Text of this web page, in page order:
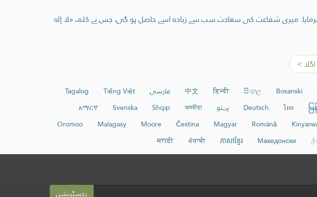
میری شفاعت کی سعادت سب سے زیادہ اسے حاصل ہو گی، جس نے کلمہ «لا إله
اگلا >
Bosanski
සිංහල
हिन्दी
中文 فارسی Tiếng Việt
Tagalog
မ
ไทย
Deutsch پښتو অসমীয়া
Shqip
Svenska
አማርኛ
Română
Magyar
Čeština
Moore
Malagasy
Oromoo
Македонски
ភាសាខ្មែរ
ਪੰਜਾਬੀ
मराठी
رجسٹریشن